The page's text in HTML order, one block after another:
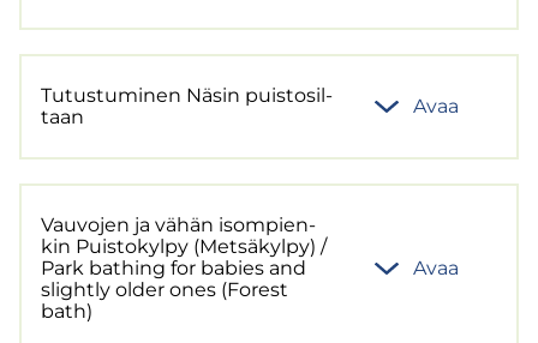
Tu­tus­tu­mi­nen Näsin puis­to­sil­
taan
Avaa
Vau­vo­jen ja vähän isom­pien­
kin Puis­to­kyl­py (Met­sä­kyl­py) /
Park bat­hing for ba­bies and
slight­ly older ones (Fo­rest
bath)
Avaa